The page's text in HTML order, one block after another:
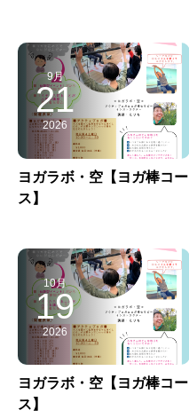
9月
21
2026
ヨガラボ・空【ヨガ棒コー
ス】
10月
19
2026
ヨガラボ・空【ヨガ棒コー
ス】